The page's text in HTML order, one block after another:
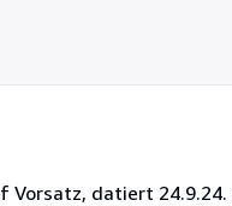
datiert 24.9.24.